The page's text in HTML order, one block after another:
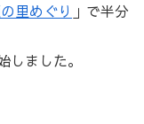
里めぐり 」で半分
しました。